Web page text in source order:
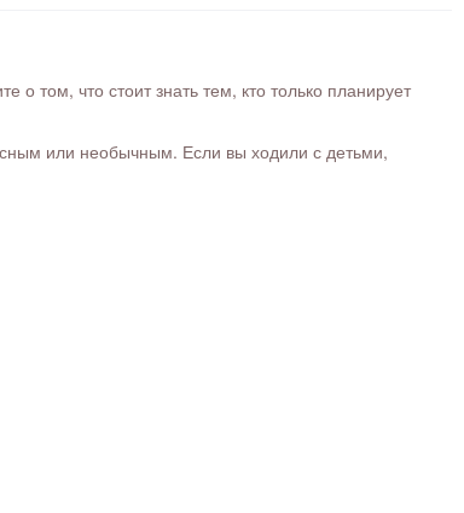
том, что стоит знать тем, кто только планирует
или необычным. Если вы ходили с детьми,